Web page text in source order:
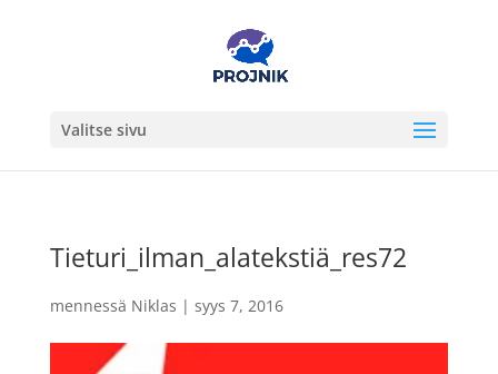
Valitse sivu
Tieturi_ilman_alatekstiä_res72
mennessä Niklas | syys 7, 2016